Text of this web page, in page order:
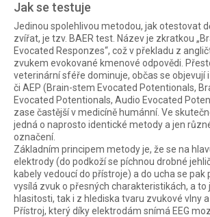
Jak se testuje
Jedinou spolehlivou metodou, jak otestovat
zvířat, je tzv. BAER test. Název je zkratkou
Evocated Responzes“, což v překladu z
zvukem evokované kmenové odpovědi.
veterinární sféře dominuje, občas se objevují i
či AEP (Brain-stem Evocated Potentionals,
Evocated Potentionals, Audio Evocated
zase častější v medicíně humánní. Ve
jedná o naprosto identické metody a jen
označení.
Základním principem metody je, že se na
elektrody (do podkoží se píchnou drobné
kabely vedoucí do přístroje) a do ucha se
vysílá zvuk o přesných charakteristikách, a to
hlasitosti, tak i z hlediska tvaru zvukové vlny a
Přístroj, který díky elektrodám snímá EEG